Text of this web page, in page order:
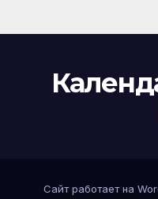
Сайт работает на